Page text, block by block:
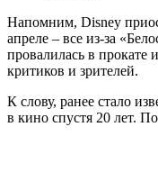
Напомним, Disney
апреле – все из-за
провалилась в прокате
критиков и зрителей.
К слову, ранее стало
в кино спустя 20 лет.